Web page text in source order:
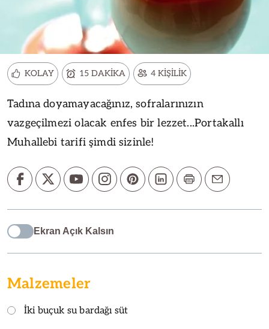
KOLAY 15 DAKİKA 4 KİŞİLİK
Tadına doyamayacağınız, sofralarınızın
vazgeçilmezi olacak enfes bir lezzet...Portakallı
Muhallebi tarifi şimdi sizinle!
Ekran Açık Kalsın
Malzemeler
İki buçuk su bardağı süt